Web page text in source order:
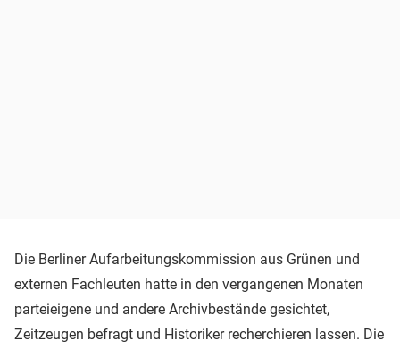
Die Berliner Aufarbeitungskommission aus Grünen und
externen Fachleuten hatte in den vergangenen Monaten
parteieigene und andere Archivbestände gesichtet,
Zeitzeugen befragt und Historiker recherchieren lassen. Die